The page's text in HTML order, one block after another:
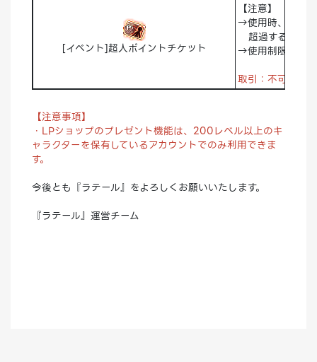
[イベント]超人ポイントチケット
【注意】
→使用時、超人
超過する場合
→使用制限レベ
取引：不可
【注意事項】
・LPショップのプレゼント機能は、200レベル以上のキ
ャラクターを保有しているアカウントでのみ利用できま
す。
今後とも『ラテール』をよろしくお願いいたします。
『ラテール』運営チーム